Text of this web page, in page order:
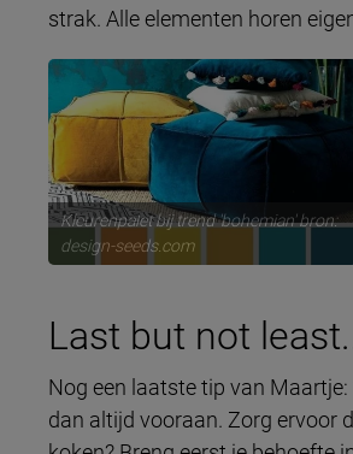
strak. Alle elementen horen
Kleurenpalet bij trend 'bohemian' bron:
design-seeds.com
Last but not
Nog een laatste tip van Maartje:
dan altijd vooraan. Zorg ervoor